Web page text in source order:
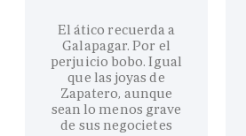
El ático recuerda a
Galapagar. Por el
perjuicio bobo. Igual
que las joyas de
Zapatero, aunque
sean lo menos grave
de sus negocietes